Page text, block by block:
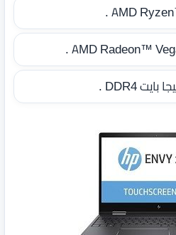
AMD
AMD Radeon™
.